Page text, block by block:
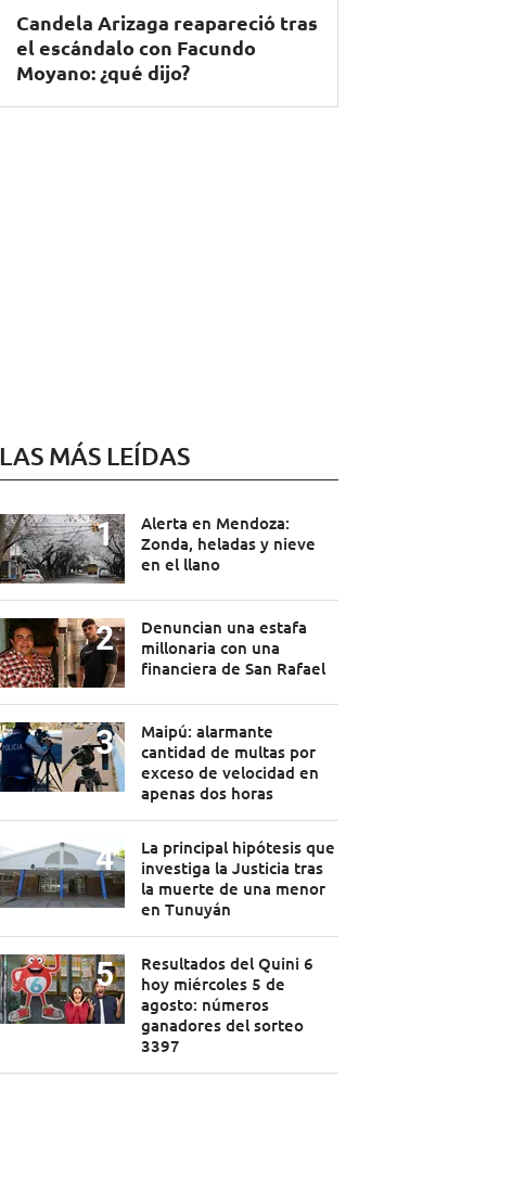
Candela Arizaga reapareció tras
el escándalo con Facundo
Moyano: ¿qué dijo?
LAS MÁS LEÍDAS
Alerta en Mendoza:
Zonda, heladas y nieve
en el llano
Denuncian una estafa
millonaria con una
financiera de San Rafael
Maipú: alarmante
cantidad de multas por
exceso de velocidad en
apenas dos horas
La principal hipótesis que
investiga la Justicia tras
la muerte de una menor
en Tunuyán
Resultados del Quini 6
hoy miércoles 5 de
agosto: números
ganadores del sorteo
3397